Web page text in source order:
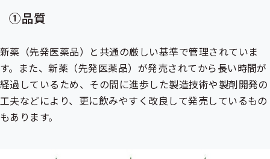
①品質
新薬（先発医薬品）と共通の厳しい基準で管理されていま
す。また、新薬（先発医薬品）が発売されてから長い時間が
経過しているため、その間に進歩した製造技術や製剤開発の
工夫などにより、更に飲みやすく改良して発売しているもの
もあります。